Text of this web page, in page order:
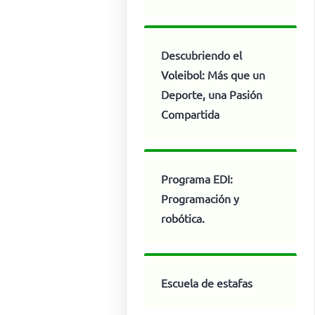
Descubriendo el
Voleibol: Más que un
Deporte, una Pasión
Compartida
Programa EDI:
Programación y
robótica.
Escuela de estafas